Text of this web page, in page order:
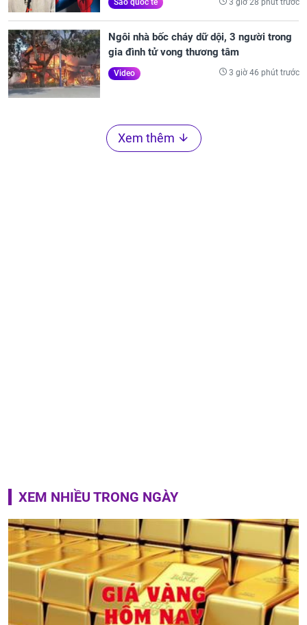
Sao quốc tế
Ngôi nhà bốc cháy dữ dội, 3 người trong
gia đình tử vong thương tâm
Video 3 giờ 46 phút trước
Xem thêm
XEM NHIỀU TRONG NGÀY